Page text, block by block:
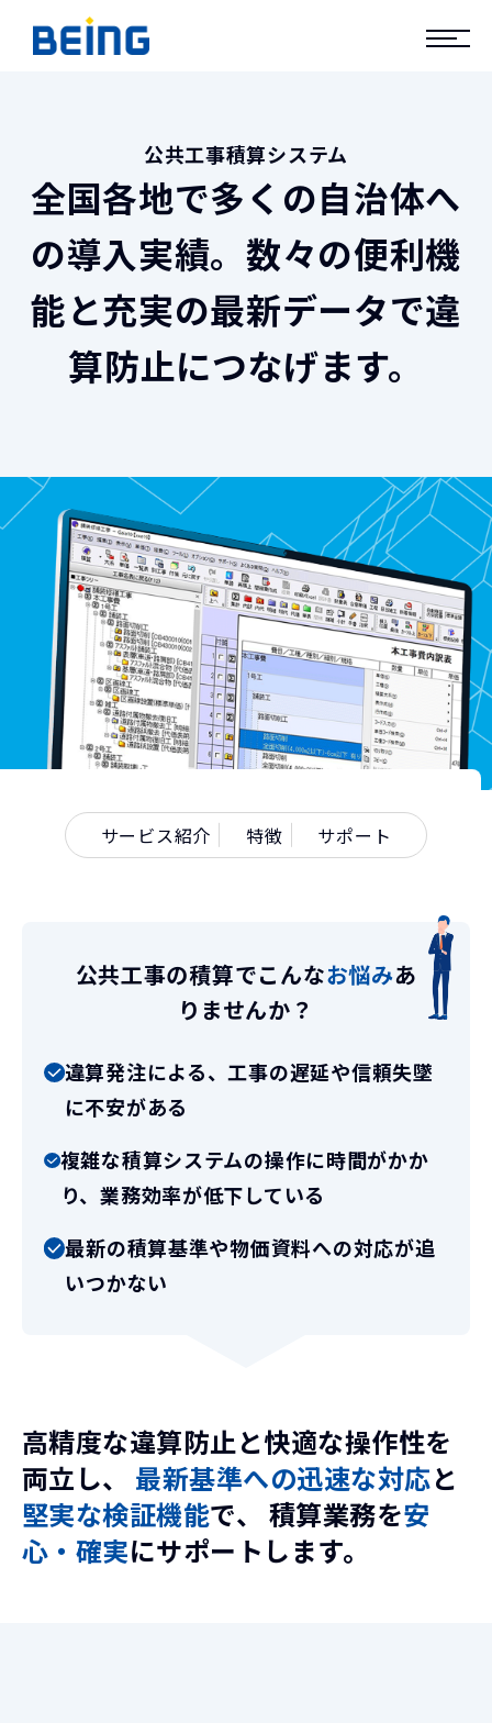
公共工事積算システム
全国各地で多くの自治体へ
の導入実績。 数々の便利機
能と充実の最新データで違
算防止につなげます。
サービス紹介 特徴 サポート
公共工事の積算でこんなお悩みあ
りませんか？
違算発注による、工事の遅延や信頼失墜
に不安がある
複雑な積算システムの操作に時間がかか
り、業務効率が低下している
最新の積算基準や物価資料への対応が追
いつかない
高精度な違算防止と快適な操作性を
両立し、
最新基準への迅速な対応と
堅実な検証機能で、 積算業務を安
心・確実にサポートします。